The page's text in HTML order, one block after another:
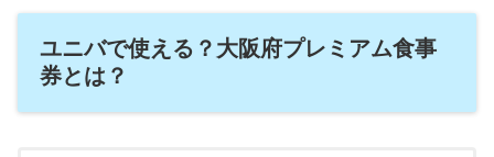
ユニバで使える？大阪府プレミアム食事
券とは？